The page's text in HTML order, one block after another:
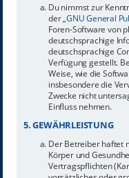
Du nimmst zur
der „GNU General
Foren-Software von
deutschsprachige
deutschsprachige
Verfügung gestellt.
Weise, wie die
insbesondere die
Zwecke nicht
Einfluss nehmen.
5. GEWÄHRLEISTUNG
Der Betreiber haftet
Körper und
Vertragspflichten